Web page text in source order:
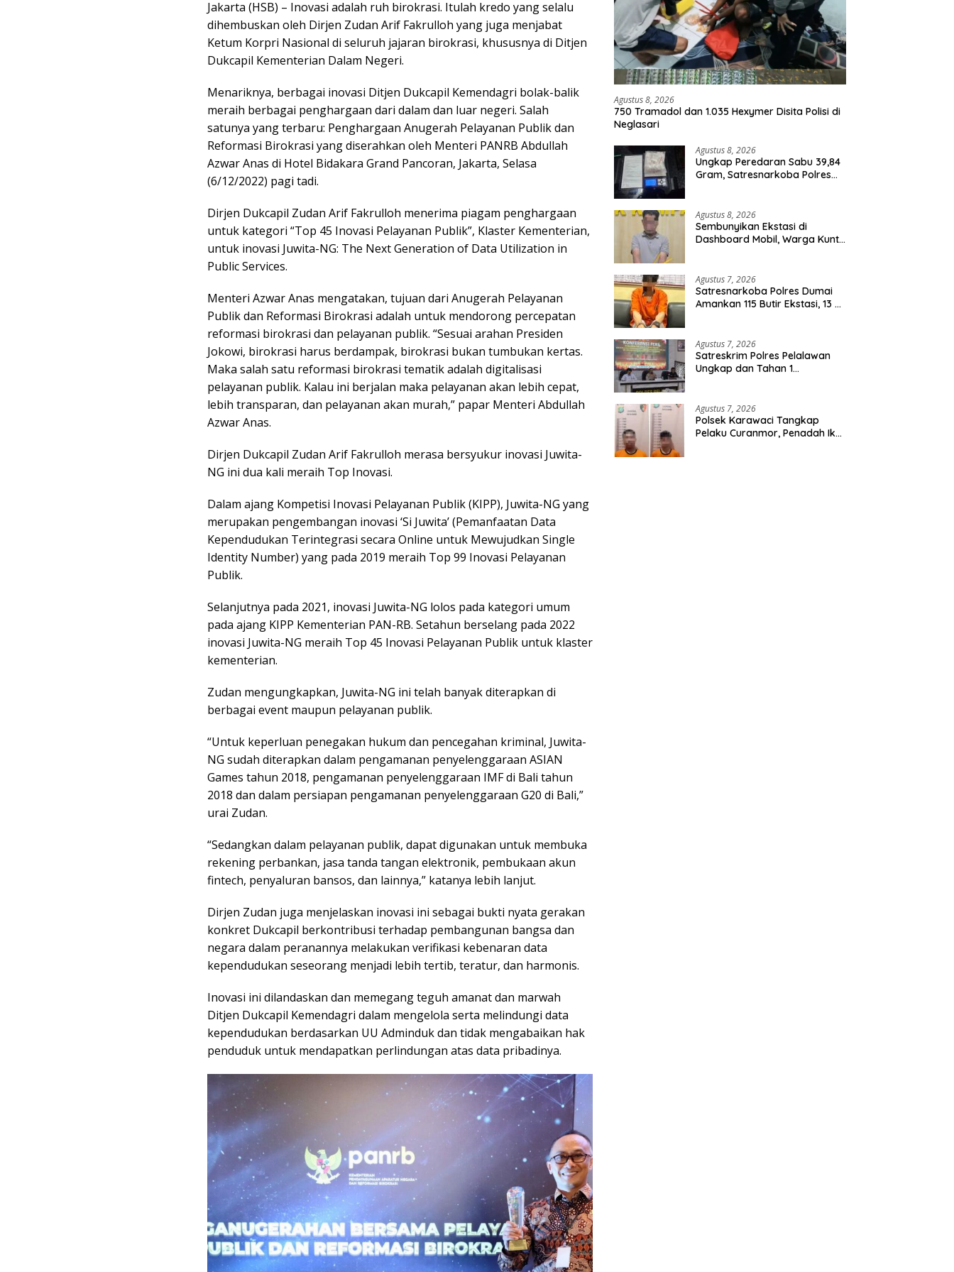
Jakarta (HSB) – Inovasi adalah ruh birokrasi. Itulah kredo yang selalu
dihembuskan oleh Dirjen Zudan Arif Fakrulloh yang juga menjabat
Ketum Korpri Nasional di seluruh jajaran birokrasi, khususnya di Ditjen
Dukcapil Kementerian Dalam Negeri.
Menariknya, berbagai inovasi Ditjen Dukcapil Kemendagri bolak-balik
meraih berbagai penghargaan dari dalam dan luar negeri. Salah
satunya yang terbaru: Penghargaan Anugerah Pelayanan Publik dan
Reformasi Birokrasi yang diserahkan oleh Menteri PANRB Abdullah
Azwar Anas di Hotel Bidakara Grand Pancoran, Jakarta, Selasa
(6/12/2022) pagi tadi.
Dirjen Dukcapil Zudan Arif Fakrulloh menerima piagam penghargaan
untuk kategori “Top 45 Inovasi Pelayanan Publik”, Klaster Kementerian,
untuk inovasi Juwita-NG: The Next Generation of Data Utilization in
Public Services.
Menteri Azwar Anas mengatakan, tujuan dari Anugerah Pelayanan
Publik dan Reformasi Birokrasi adalah untuk mendorong percepatan
reformasi birokrasi dan pelayanan publik. “Sesuai arahan Presiden
Jokowi, birokrasi harus berdampak, birokrasi bukan tumbukan kertas.
Maka salah satu reformasi birokrasi tematik adalah digitalisasi
pelayanan publik. Kalau ini berjalan maka pelayanan akan lebih cepat,
lebih transparan, dan pelayanan akan murah,” papar Menteri Abdullah
Azwar Anas.
Dirjen Dukcapil Zudan Arif Fakrulloh merasa bersyukur inovasi Juwita-
NG ini dua kali meraih Top Inovasi.
Dalam ajang Kompetisi Inovasi Pelayanan Publik (KIPP), Juwita-NG yang
merupakan pengembangan inovasi ‘Si Juwita’ (Pemanfaatan Data
Kependudukan Terintegrasi secara Online untuk Mewujudkan Single
Identity Number) yang pada 2019 meraih Top 99 Inovasi Pelayanan
Publik.
Selanjutnya pada 2021, inovasi Juwita-NG lolos pada kategori umum
pada ajang KIPP Kementerian PAN-RB. Setahun berselang pada 2022
inovasi Juwita-NG meraih Top 45 Inovasi Pelayanan Publik untuk klaster
kementerian.
Zudan mengungkapkan, Juwita-NG ini telah banyak diterapkan di
berbagai event maupun pelayanan publik.
“Untuk keperluan penegakan hukum dan pencegahan kriminal, Juwita-
NG sudah diterapkan dalam pengamanan penyelenggaraan ASIAN
Games tahun 2018, pengamanan penyelenggaraan IMF di Bali tahun
2018 dan dalam persiapan pengamanan penyelenggaraan G20 di Bali,”
urai Zudan.
“Sedangkan dalam pelayanan publik, dapat digunakan untuk membuka
rekening perbankan, jasa tanda tangan elektronik, pembukaan akun
fintech, penyaluran bansos, dan lainnya,” katanya lebih lanjut.
Dirjen Zudan juga menjelaskan inovasi ini sebagai bukti nyata gerakan
konkret Dukcapil berkontribusi terhadap pembangunan bangsa dan
negara dalam peranannya melakukan verifikasi kebenaran data
kependudukan seseorang menjadi lebih tertib, teratur, dan harmonis.
Inovasi ini dilandaskan dan memegang teguh amanat dan marwah
Ditjen Dukcapil Kemendagri dalam mengelola serta melindungi data
kependudukan berdasarkan UU Adminduk dan tidak mengabaikan hak
penduduk untuk mendapatkan perlindungan atas data pribadinya.
Agustus 8, 2026
750 Tramadol dan 1.035 Hexymer Disita Polisi di
Neglasari
Agustus 8, 2026
Ungkap Peredaran Sabu 39,84
Gram, Satresnarkoba Polres
Agustus 8, 2026
Sembunyikan Ekstasi di
Dashboard Mobil, Warga Kuntu
Agustus 7, 2026
Satresnarkoba Polres Dumai
Amankan 115 Butir Ekstasi, 13 Pil
Agustus 7, 2026
Satreskrim Polres Pelalawan
Ungkap dan Tahan 1
Agustus 7, 2026
Polsek Karawaci Tangkap
Pelaku Curanmor, Penadah Ikut